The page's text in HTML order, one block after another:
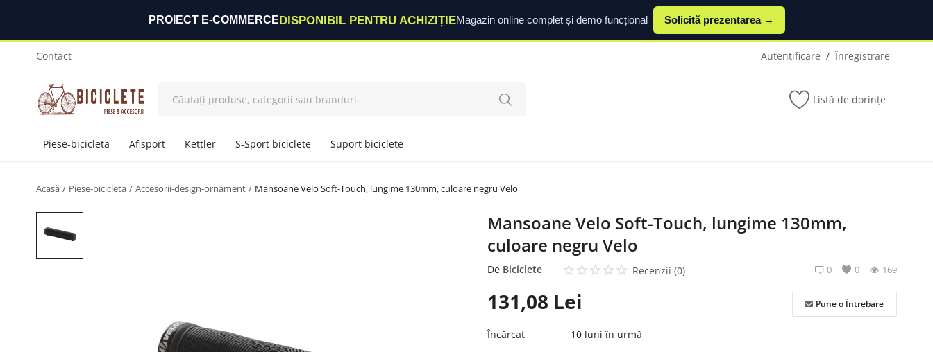
PROIECT E-COMMERCEDISPONIBIL PENTRU ACHIZIȚIEMagazin online complet și demo funcțional Solicită prezentarea →
Contact Autentificare / Înregistrare
Listă de dorințe
Piese-bicicleta Afisport Kettler S-Sport biciclete Suport biciclete
Acasă Piese-bicicleta Accesorii-design-ornament Mansoane Velo Soft-Touch, lungime 130mm, culoare negru Velo
Mansoane Velo Soft-Touch, lungime 130mm,
culoare negru Velo
De Biciclete Recenzii (0) 0 0 169
131,08 Lei Pune o Întrebare
Încărcat 10 luni în urmă